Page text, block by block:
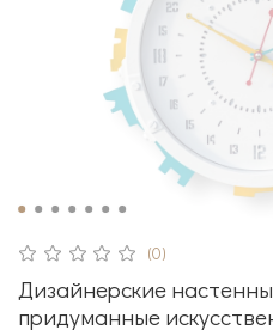
(0)
Дизайнерские
придуманные